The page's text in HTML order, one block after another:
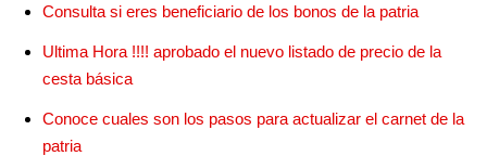
Consulta si eres beneficiario de los bonos de la patria
Ultima Hora !!!! aprobado el nuevo listado de precio de la
cesta básica
Conoce cuales son los pasos para actualizar el carnet de la
patria